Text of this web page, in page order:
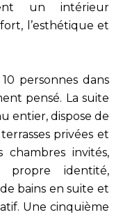
un intérieur
l’esthétique et
personnes dans
pensé. La suite
entier, dispose de
privées et
chambres invités,
propre identité,
bains en suite et
Une cinquième